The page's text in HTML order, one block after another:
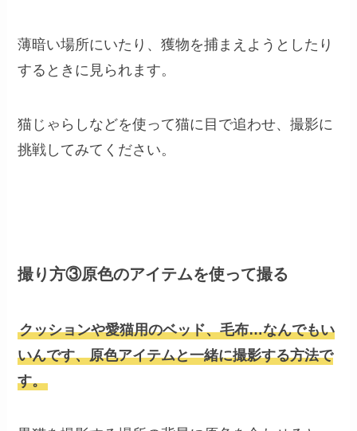
薄暗い場所にいたり、獲物を捕まえようとしたり
するときに見られます。
猫じゃらしなどを使って猫に目で追わせ、撮影に
挑戦してみてください。
撮り方③原色のアイテムを使って撮る
クッションや愛猫用のベッド、毛布…なんでもい
いんです、原色アイテムと一緒に撮影する方法で
す。